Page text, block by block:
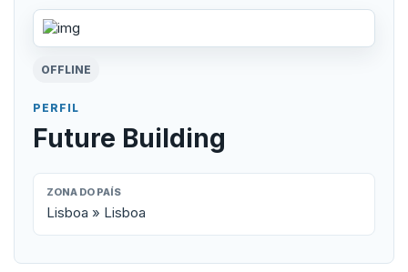
OFFLINE
PERFIL
Future Building
ZONA DO PAÍS
Lisboa » Lisboa
Área Profissional
Como Funciona?
Testemunhos